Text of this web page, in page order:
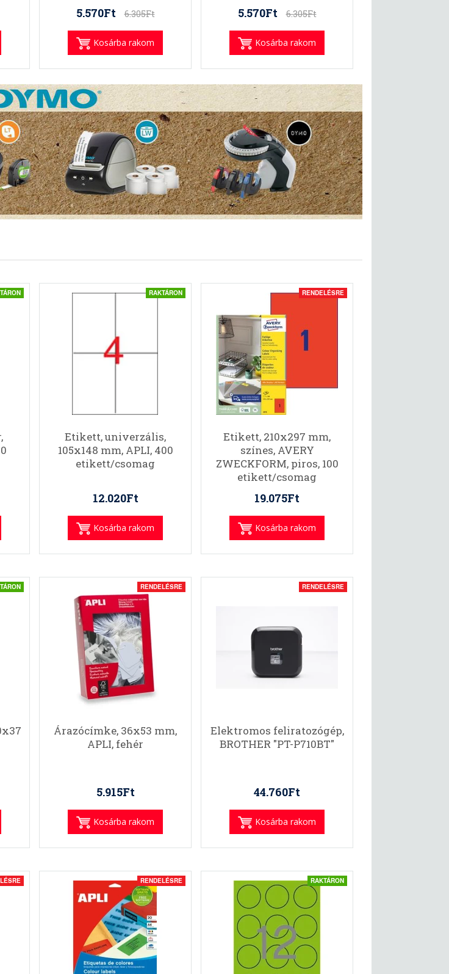
5.570Ft 6.305Ft
Kosárba rakom
5.570Ft 6.305Ft
Kosárba rakom
RAKTÁRON
Etikett, univerzális,
105x148 mm, APLI, 400
etikett/csomag
12.020Ft
Kosárba rakom
RENDELÉSRE
Etikett, 210x297 mm,
színes, AVERY
ZWECKFORM, piros, 100
etikett/csomag
19.075Ft
Kosárba rakom
RENDELÉSRE
Árazócímke, 36x53 mm,
APLI, fehér
5.915Ft
Kosárba rakom
RENDELÉSRE
Elektromos feliratozógép,
BROTHER "PT-P710BT"
44.760Ft
Kosárba rakom
RENDELÉSRE RAKTÁRON